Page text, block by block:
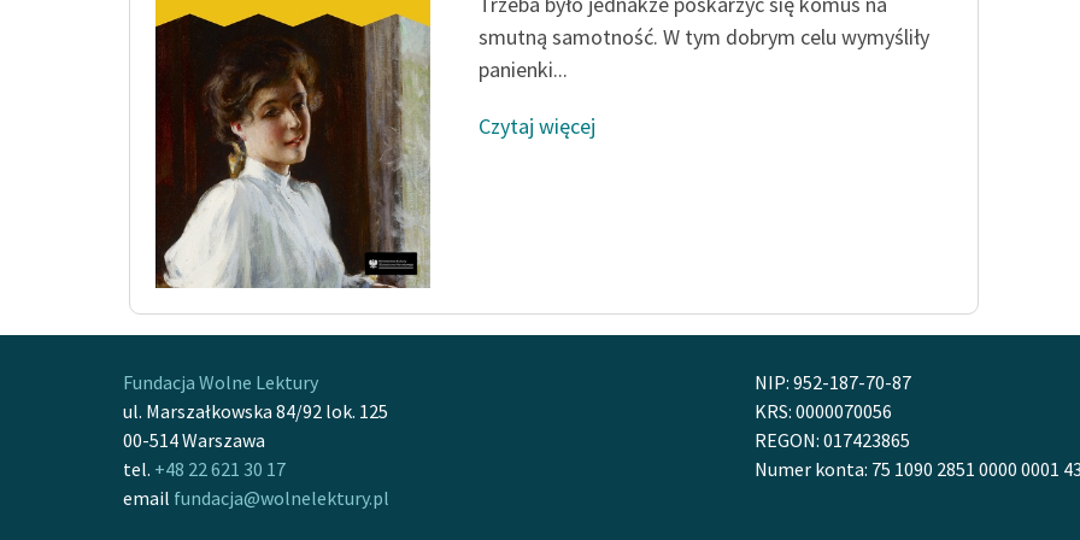
Odkurzamy bohaterów
smutną samotność. W tym dobrym celu wymyśliły
panienki...
Czytaj więcej
Fundacja Wolne Lektury
ul. Marszałkowska 84/92 lok. 125
00-514 Warszawa
tel. +48 22 621 30 17
email fundacja@wolnelektury.pl
NIP: 952-187-70-87
KRS: 0000070056
REGON: 017423865
Numer konta: 75 1090 2851 0000 0001